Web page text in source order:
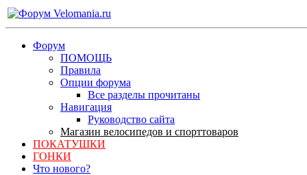
Форум
ПОМОЩЬ
Правила
Опции форума
Все разделы прочитаны
Навигация
Руководство сайта
Магазин велосипедов и спорттоваров
ПОКАТУШКИ
ГОНКИ
Что нового?